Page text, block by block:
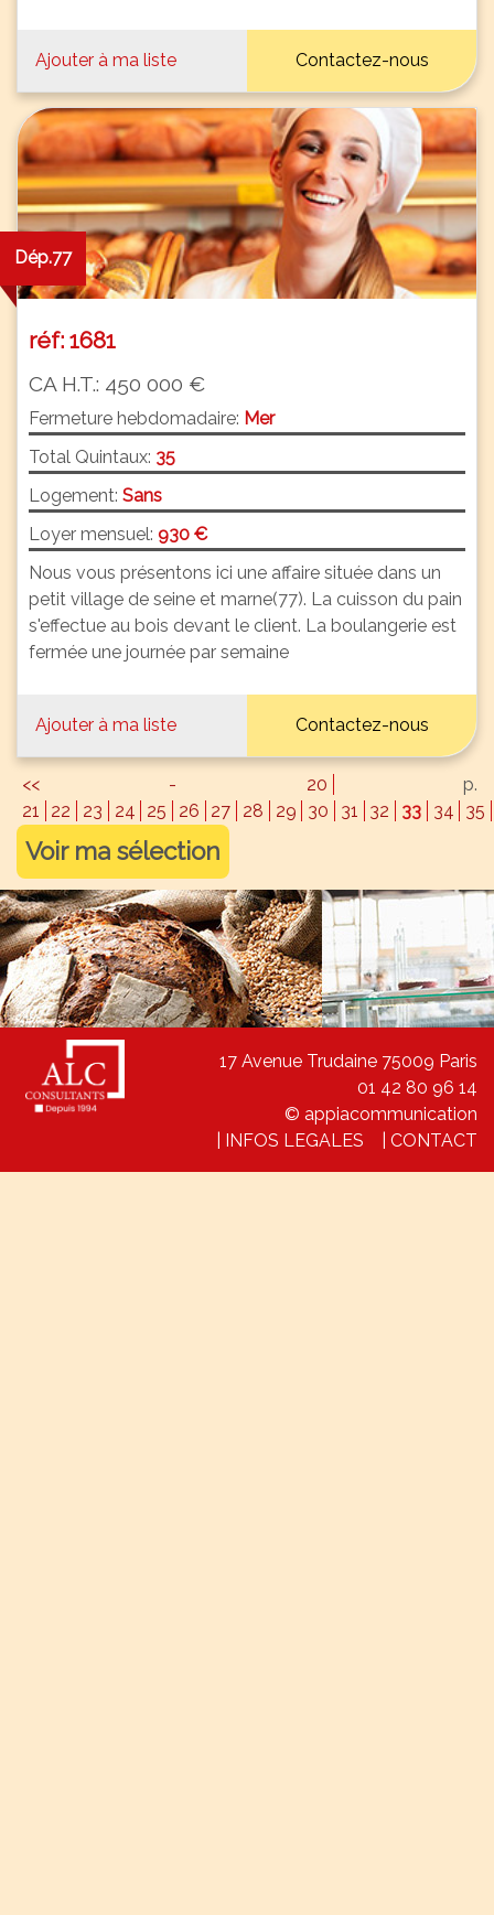
Ajouter à ma liste Contactez-nous
Dép.77
réf: 1681
CA H.T.: 450 000 €
Fermeture hebdomadaire: Mer
Total Quintaux: 35
Logement: Sans
Loyer mensuel: 930 €
Nous vous présentons ici une affaire située dans un
petit village de seine et marne(77). La cuisson du pain
s'effectue au bois devant le client. La boulangerie est
fermée une journée par semaine
Ajouter à ma liste Contactez-nous
<< - 20
p.
21
22 23 24 25 26 27 28 29 30 31 32 33 34 35
Voir ma sélection
17 Avenue Trudaine 75009 Paris
01 42 80 96 14
© appiacommunication
INFOS LEGALES CONTACT